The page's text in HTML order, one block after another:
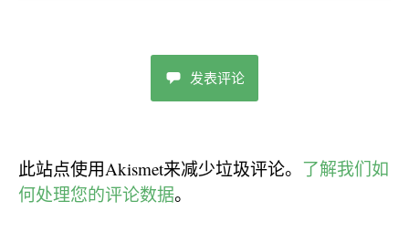
发表评论
此站点使用Akismet来减少垃圾评论。 了解我们如
何处理您的评论数据。